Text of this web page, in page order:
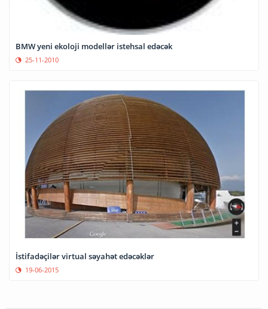
BMW yeni ekoloji modellər istehsal edəcək
25-11-2010
İstifadəçilər virtual səyahət edəcəklər
19-06-2015